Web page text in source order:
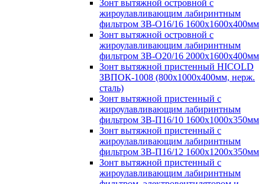
Зонт вытяжной островной с
жироулавливающим лабиринтным
фильтром ЗВ-О16/16 1600х1600х400мм
Зонт вытяжной островной с
жироулавливающим лабиринтным
фильтром ЗВ-О20/16 2000х1600х400мм
Зонт вытяжной пристенный HICOLD
ЗВПОК-1008 (800х1000х400мм, нерж.
сталь)
Зонт вытяжной пристенный с
жироулавливающим лабиринтным
фильтром ЗВ-П16/10 1600х1000х350мм
Зонт вытяжной пристенный с
жироулавливающим лабиринтным
фильтром ЗВ-П16/12 1600х1200х350мм
Зонт вытяжной пристенный с
жироулавливающим лабиринтным